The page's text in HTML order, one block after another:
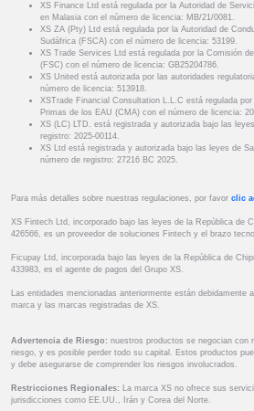
XS Finance Ltd está regulada por la Autoridad de
en Malasia con el número de licencia: MB/21/0081.
XS ZA (Pty) Ltd está regulada por la Autoridad de
Sudáfrica (FSCA) con el número de licencia: 53199.
XS Trade Services Ltd está regulada por la Comisión
(FSC) con el número de licencia: GB25204786.
XS United está autorizada por las autoridades
número de licencia: 513918.
XSTrade Financial Consultation L.L.C está regulada
Primas de los EAU (CMA) con el número de licencia:
XS (LC) LTD. está registrada y autorizada bajo las
registro: 2025-00114.
XS Ltd está registrada y autorizada bajo las leyes de
número de registro: 27216 BC 2025.
Para más detalles sobre nuestras regulaciones, por favor clic
XS Fintech Ltd, incorporado bajo las leyes de la República de
426566, es un proveedor de soluciones Fintech y el brazo
Ficupay Ltd, incorporada bajo las leyes de la República de
433983, es el agente de pagos del Grupo XS.
Las entidades mencionadas anteriormente están debidamente
marca y las marcas registradas de XS.
Advertencia de Riesgo: nuestros productos se negocian con
riesgo, y es posible perder todo su capital. Estos productos
y debe asegurarse de comprender los riesgos involucrados.
Restricciones Regionales: La marca XS no ofrece sus
jurisdicciones como EE.UU., Irán y Corea del Norte.